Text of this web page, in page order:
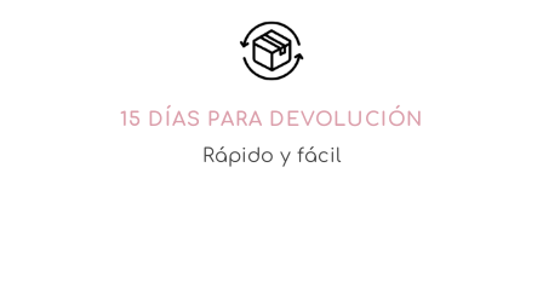
15 DÍAS PARA DEVOLUCIÓN
Rápido y fácil